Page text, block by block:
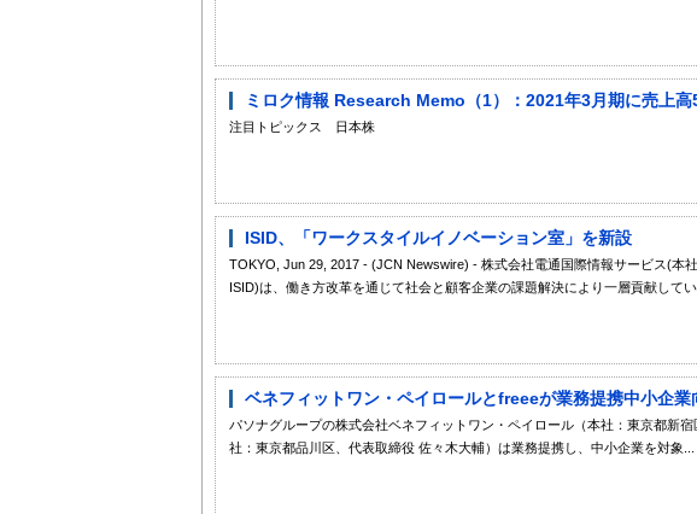
ミロク情報 Research Memo（1）：2021年3月期に売上
注目トピックス 日本株
ISID、「ワークスタイルイノベーション室」を新設
TOKYO, Jun 29, 2017 - (JCN Newswire) - 株式会社電通国際情報サービス(本
ISID)は、働き方改革を通じて社会と顧客企業の課題解決により一層貢献してい
ベネフィットワン・ペイロールとfreeeが業務提携中小企
パソナグループの株式会社ベネフィットワン・ペイロール（本社：東京都新
社：東京都品川区、代表取締役 佐々木大輔）は業務提携し、中小企業を対象...